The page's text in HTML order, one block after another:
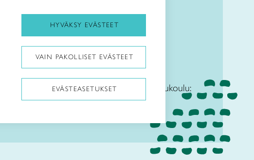
Taito Käsityö- ja muotoilukoulu:
HYVÄKSY EVÄSTEET
VAIN PAKOLLISET EVÄSTEET
EVÄSTEASETUKSET